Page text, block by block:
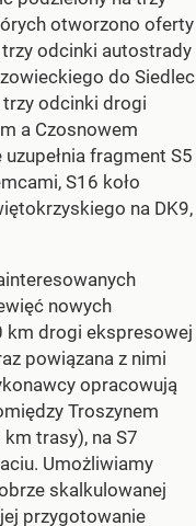
otworzono oferty
odcinki autostrady
do Siedlec
trzy odcinki drogi
a Czosnowem
fragment S5
S16 koło
na DK9,
nowych
km drogi ekspresowej
powiązana z nimi
opracowują
Troszynem
trasy), na S7
Umożliwiamy
skalkulowanej
przygotowanie